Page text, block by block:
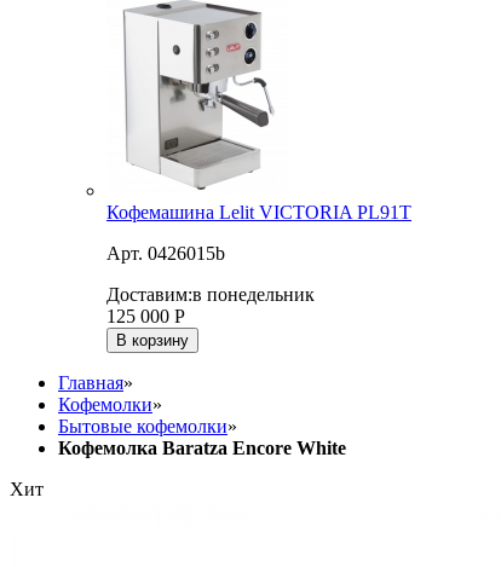
Кофемашина Lelit VICTORIA PL91T
Арт. 0426015b
Доставим:в понедельник
125 000 Р
В корзину
Главная»
Кофемолки»
Бытовые кофемолки»
Кофемолка Baratza Encore White
Хит